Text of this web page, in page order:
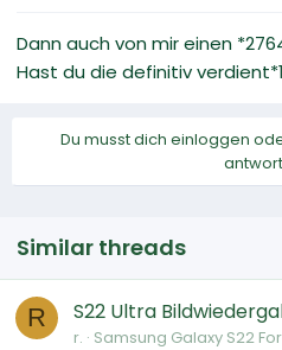
Dann auch von mir einen
Hast du die definitiv
Du musst dich einloggen
Similar threads
R S22 Ultra
r. Samsung Galaxy S22